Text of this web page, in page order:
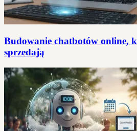
Budowanie chatbotów online,
sprzedają